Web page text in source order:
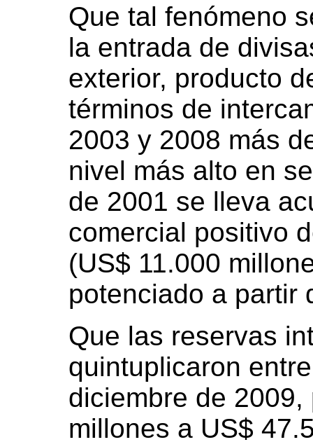
Que tal fenómeno
la entrada de
exterior, producto
términos de
2003 y 2008 más
nivel más alto en
de 2001 se lleva
comercial positivo
(US$ 11.000
potenciado a partir
Que las reservas
quintuplicaron
diciembre de
millones a US$